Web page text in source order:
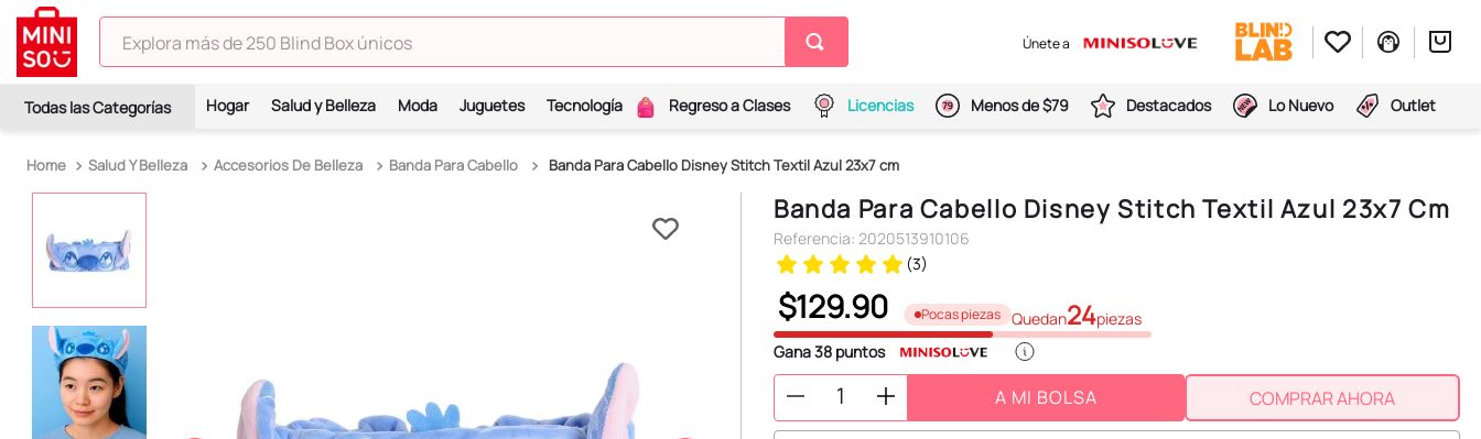
Explora más de 250 Blind Box únicos
Únete a
Hogar Salud y Belleza Moda Juguetes Tecnología Regreso a Clases Licencias Menos de $79 Destacados Lo Nuevo Outlet
Salud Y Belleza Accesorios De Belleza Banda Para Cabello Banda Para Cabello Disney Stitch Textil Azul 23x7 cm
Banda Para Cabello Disney Stitch Textil Azul 23x7 Cm
Referencia: 2020513910106
(3)
$129.90 Pocas piezas Quedan24piezas
Gana38 puntos
A MI BOLSA COMPRAR AHORA
TÉRMINOS MÁS BUSCADOS
2.
spiderman
chiikawas